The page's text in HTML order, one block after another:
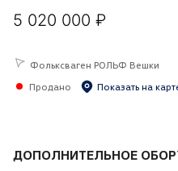
ДОПОЛНИТЕЛЬНОЕ
5 020 000 ₽
Фольксваген РОЛЬФ Вешки
Продано
Показать на